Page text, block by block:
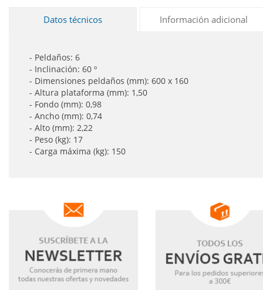
Datos técnicos Información adicional
- Peldaños: 6
- Inclinación: 60 º
- Dimensiones peldaños (mm): 600 x 160
- Altura plataforma (mm): 1,50
- Fondo (mm): 0,98
- Ancho (mm): 0,74
- Alto (mm): 2,22
- Peso (kg): 17
- Carga máxima (kg): 150